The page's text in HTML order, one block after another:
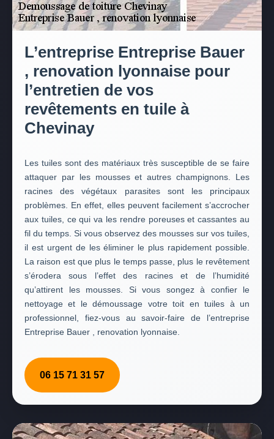
L’entreprise Entreprise Bauer
, renovation lyonnaise pour
l’entretien de vos
revêtements en tuile à
Chevinay
Les tuiles sont des matériaux très susceptible de se faire
attaquer par les mousses et autres champignons. Les
racines des végétaux parasites sont les principaux
problèmes. En effet, elles peuvent facilement s’accrocher
aux tuiles, ce qui va les rendre poreuses et cassantes au
fil du temps. Si vous observez des mousses sur vos tuiles,
il est urgent de les éliminer le plus rapidement possible.
La raison est que plus le temps passe, plus le revêtement
s’érodera sous l’effet des racines et de l’humidité
qu’attirent les mousses. Si vous songez à confier le
nettoyage et le démoussage votre toit en tuiles à un
professionnel, fiez-vous au savoir-faire de l’entreprise
Entreprise Bauer , renovation lyonnaise.
06 15 71 31 57